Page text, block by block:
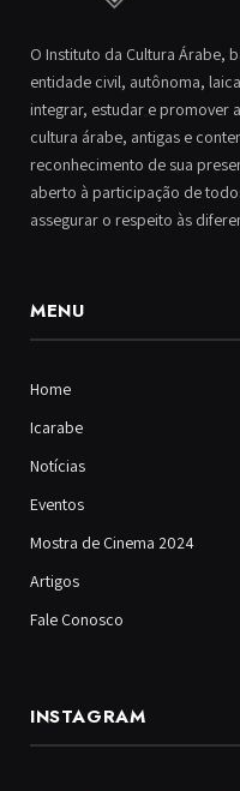
O Instituto da Cultura Árabe,
entidade civil, autônoma,
integrar, estudar e promover
cultura árabe, antigas e
reconhecimento de sua
aberto à participação de
assegurar o respeito às
MENU
Home
Icarabe
Notícias
Eventos
Mostra de Cinema 2024
Artigos
Fale Conosco
INSTAGRAM